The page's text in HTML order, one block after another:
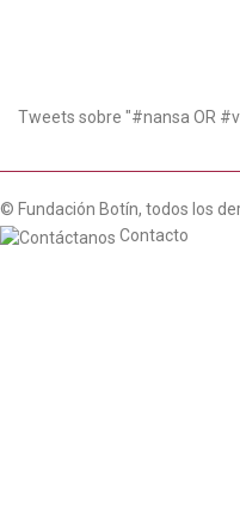
Tweets sobre "#nansa OR
© Fundación Botín, todos los
Contacto